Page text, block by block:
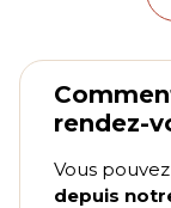
rendez-
Vous
depuis